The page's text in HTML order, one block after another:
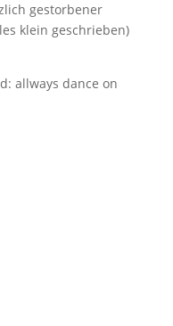
gestorbener
klein geschrieben)
allways dance on